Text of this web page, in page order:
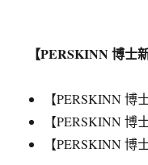
【PERSKINN 博士
【PERSKINN 博
【PERSKINN 博
【PERSKINN